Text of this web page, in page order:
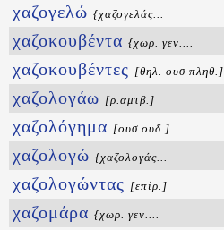
χαζογελώ {χαζογελάς...
χαζοκουβέντα {χωρ. γεν....
χαζοκουβέντες [θηλ. ουσ πληθ.]
χαζολογάω [ρ.αμτβ.]
χαζολόγημα [ουσ ουδ.]
χαζολογώ {χαζολογάς...
χαζολογώντας [επίρ.]
χαζομάρα {χωρ. γεν....